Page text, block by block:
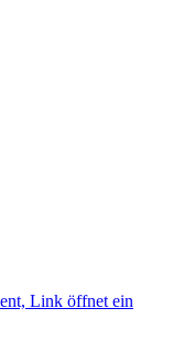
Link öffnet ein